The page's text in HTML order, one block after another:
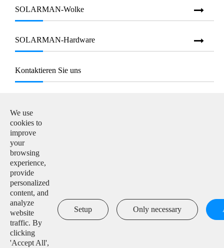
SOLARMAN-Wolke
SOLARMAN-Hardware
Kontaktieren Sie uns

Tel:
+86-15312225591

Hinzufügen:
Building H4, China IoT International Innovation Park,
No. 6, Jingxian Road, Wuxi, Jiangsu, P. R. China
We use
cookies to
improve
your
browsing
experience,
provide
personalized
content, and
analyze
website
traffic. By
clicking
'Accept All',
Setup Only necessary